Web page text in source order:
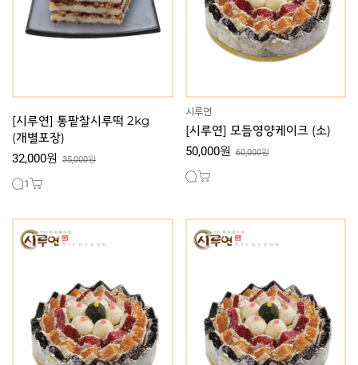
[시루연] 통팥찰시루떡 2kg
(개별포장)
32,000원 35,000원
1
시루연
[시루연] 모듬영양케이크 (소)
50,000원 60,000원